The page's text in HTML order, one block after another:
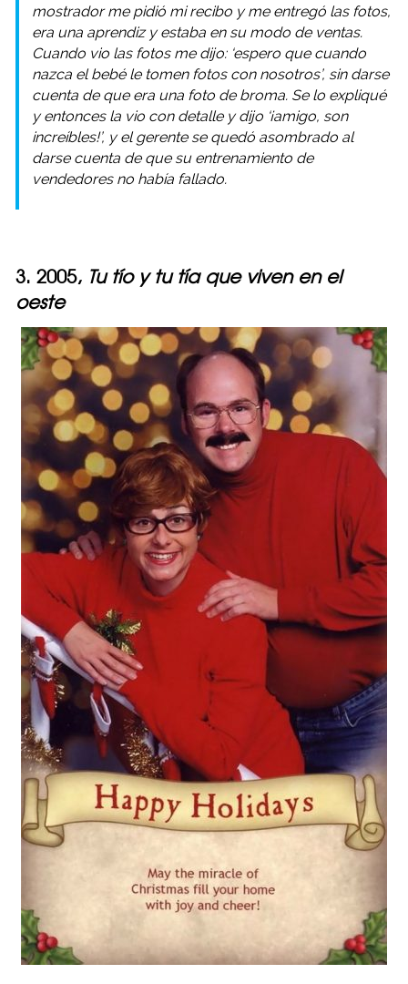
mostrador me pidió mi recibo y me entregó las fotos,
era una aprendiz y estaba en su modo de ventas.
Cuando vio las fotos me dijo: ‘espero que cuando
nazca el bebé le tomen fotos con nosotros’, sin darse
cuenta de que era una foto de broma. Se lo expliqué
y entonces la vio con detalle y dijo ‘¡amigo, son
increíbles!’, y el gerente se quedó asombrado al
darse cuenta de que su entrenamiento de
vendedores no había fallado.
3. 2005, Tu tío y tu tía que viven en el
oeste